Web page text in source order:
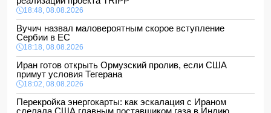
18:48, 08.08.2026
Вучич назвал маловероятным скорое вступление
Сербии в ЕС
18:18, 08.08.2026
Иран готов открыть Ормузский пролив, если США
примут условия Тегерана
18:02, 08.08.2026
Перекройка энергокарты: как эскалация с Ираном
сделала США главным поставщиком газа в Индию